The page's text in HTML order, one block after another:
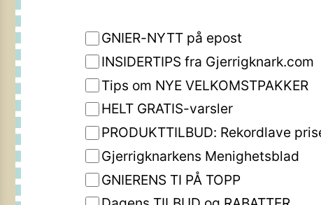
GNIER-NYTT på epost
INSIDERTIPS fra Gjerrigknark.com
Tips om NYE VELKOMSTPAKKER
HELT GRATIS-varsler
PRODUKTTILBUD: Rekordlave
Gjerrigknarkens Menighetsblad
GNIERENS TI PÅ TOPP